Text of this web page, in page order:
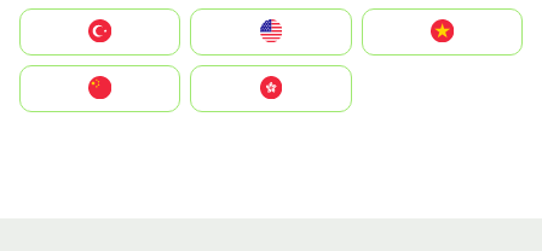
United States
中國香港特別行政區